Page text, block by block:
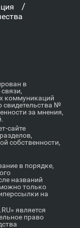
/
в
коммуникаций
свидетельства №
за мнения,
сайте
собственности,
в порядке,
названий
только
на
является
право